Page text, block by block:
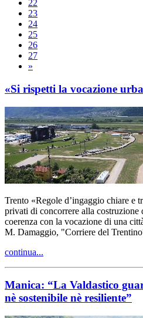
22
23
24
25
26
27
»
«Si rispetti la vocazione
Trento «Regole d’ingaggio chiare e
privati di concorrere alla costruzione
coerenza con la vocazione di una
M. Damaggio, "Corriere del
continua...
Manica: “La Valdastico
nè sostenibile nè resiliente”